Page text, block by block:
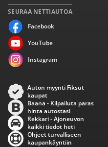
SEURAA NETTIAUTOA
Facebook
YouTube
Instagram
Auton myynti Fiksut
kaupat
Baana - Kilpailuta paras
hinta autostasi
Rekkari - Ajoneuvon
kaikki tiedot heti
Ohjeet turvalliseen
kaupankäyntiin